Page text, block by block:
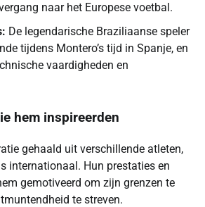
naar het Europese voetbal.
De legendarische Braziliaanse speler
tijdens Montero’s tijd in Spanje, en
vaardigheden en
hem inspireerden
gehaald uit verschillende atleten,
internationaal. Hun prestaties en
gemotiveerd om zijn grenzen te
te streven.